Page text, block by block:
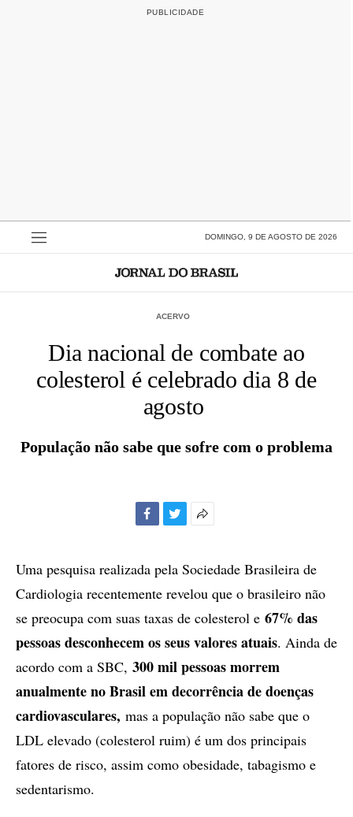
DOMINGO, 9 DE AGOSTO DE 2026
ACERVO
Dia nacional de combate ao
colesterol é celebrado dia 8 de
agosto
População não sabe que sofre com o problema
compartilhamento
Uma pesquisa realizada pela Sociedade Brasileira de
Cardiologia recentemente revelou que o brasileiro não
se preocupa com suas taxas de colesterol e 67% das
pessoas desconhecem os seus valores atuais. Ainda de
acordo com a SBC, 300 mil pessoas morrem
anualmente no Brasil em decorrência de doenças
cardiovasculares, mas a população não sabe que o
LDL elevado (colesterol ruim) é um dos principais
fatores de risco, assim como obesidade, tabagismo e
sedentarismo.